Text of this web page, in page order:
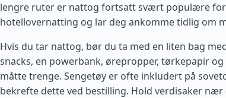
lengre ruter er nattog fortsatt svært populære
hotellovernatting og lar deg ankomme tidlig om
Hvis du tar nattog, bør du ta med en liten bag
snacks, en powerbank, ørepropper, tørkepapir
måtte trenge. Sengetøy er ofte inkludert på
bekrefte dette ved bestilling. Hold verdisaker nær